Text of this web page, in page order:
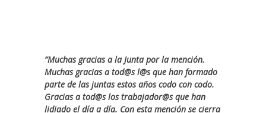
“Muchas gracias a la Junta por la mención.
Muchas gracias a tod@s l@s que han formado
parte de las juntas estos años codo con codo.
Gracias a tod@s los trabajador@s que han
lidiado el día a día. Con esta mención se cierra